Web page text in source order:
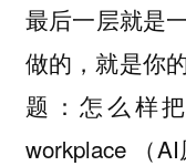
最后一层就是
做的，就是你
题：怎么样
workplace （